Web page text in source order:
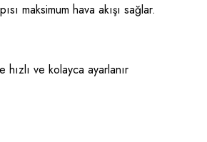
maksimum hava akışı sağlar.
ve kolayca ayarlanır